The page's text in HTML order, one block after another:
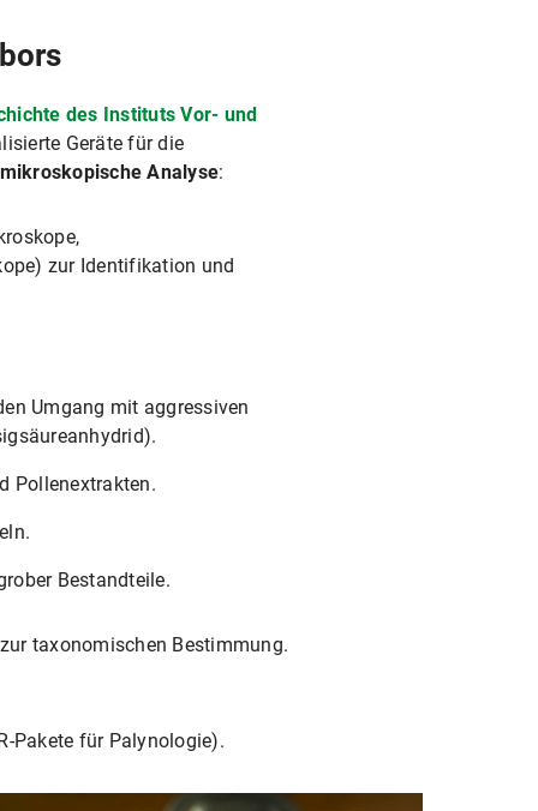
des Instituts Vor- und
Geräte für die
Analyse:
zur Identifikation und
Umgang mit aggressiven
Pollenextrakten.
Bestandteile.
taxonomischen Bestimmung.
Pakete für Palynologie).